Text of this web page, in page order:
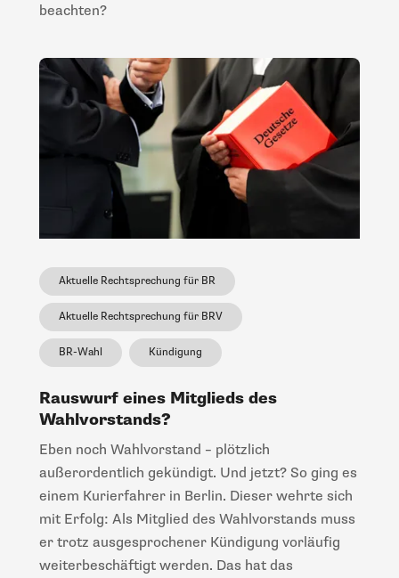
beachten?
Aktuelle Rechtsprechung für BR
Aktuelle Rechtsprechung für BRV
BR-Wahl Kündigung
Rauswurf eines Mitglieds des
Wahlvorstands?
Eben noch Wahlvorstand – plötzlich
außerordentlich gekündigt. Und jetzt? So ging es
einem Kurierfahrer in Berlin. Dieser wehrte sich
mit Erfolg: Als Mitglied des Wahlvorstands muss
er trotz ausgesprochener Kündigung vorläufig
weiterbeschäftigt werden. Das hat das